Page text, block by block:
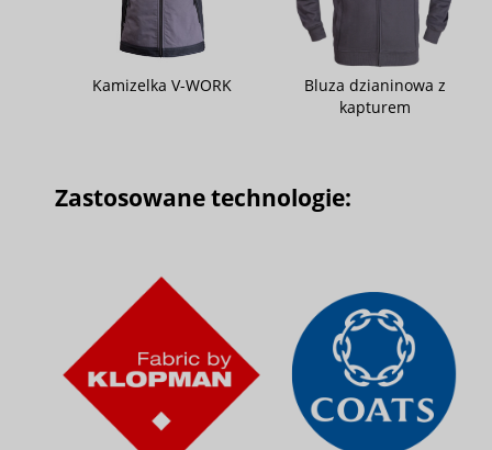
Kamizelka V-WORK
Bluza dzianinowa z
kapturem
Zastosowane technologie: